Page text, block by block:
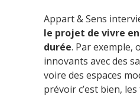
Appart & Sens
le projet de vivre
durée. Par exemple,
innovants avec des
voire des espaces
prévoir c’est bien,